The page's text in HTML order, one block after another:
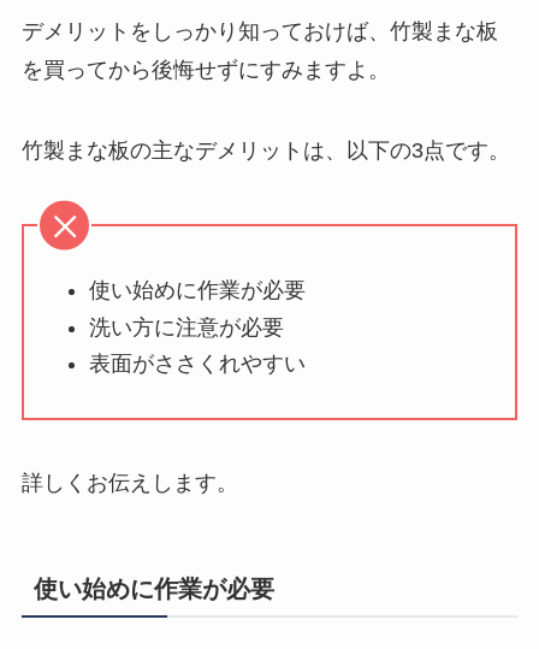
デメリットをしっかり知っておけば、竹製まな板
を買ってから後悔せずにすみますよ。
竹製まな板の主なデメリットは、以下の3点です。
使い始めに作業が必要
洗い方に注意が必要
表面がささくれやすい
詳しくお伝えします。
使い始めに作業が必要